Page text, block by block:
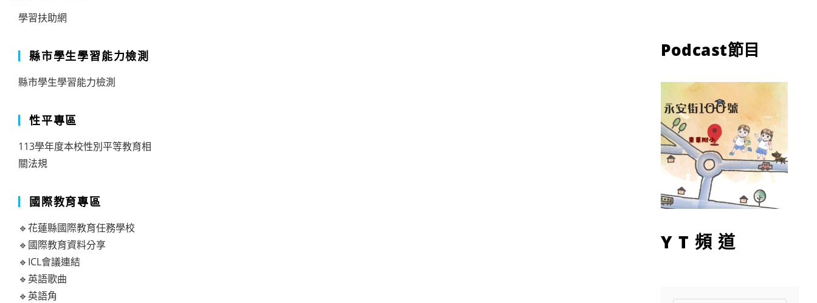
學習扶助網
縣市學生學習能力檢測
縣市學生學習能力檢測
性平專區
113學年度本校性別平等教育相
關法規
國際教育專區
🔹花蓮縣國際教育任務學校
🔹國際教育資料分享
🔹ICL會議連結
🔹英語歌曲
🔹英語角
Podcast節目
YT頻道